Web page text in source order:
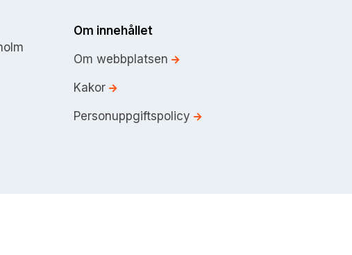
Om innehållet
Om webbplatsen
Kakor
Personuppgiftspolicy